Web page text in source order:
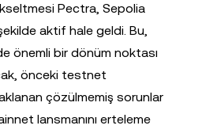
Pectra, Sepolia
aktif hale geldi. Bu,
önemli bir dönüm noktası
önceki testnet
çözülmemiş sorunlar
lansmanını erteleme